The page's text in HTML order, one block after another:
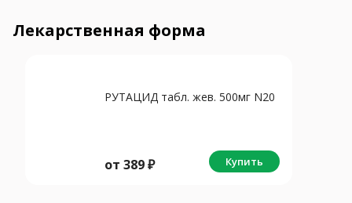
Лекарственная форма
РУТАЦИД табл. жев. 500мг N20
от 389₽ Купить